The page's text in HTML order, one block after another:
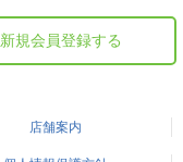
新規会員登録する
店舗案内